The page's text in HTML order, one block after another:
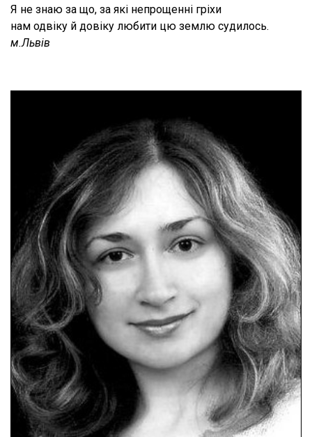
Я не знаю за що, за які непрощенні гріхи
нам одвіку й довіку любити цю землю судилось.
м.Львів